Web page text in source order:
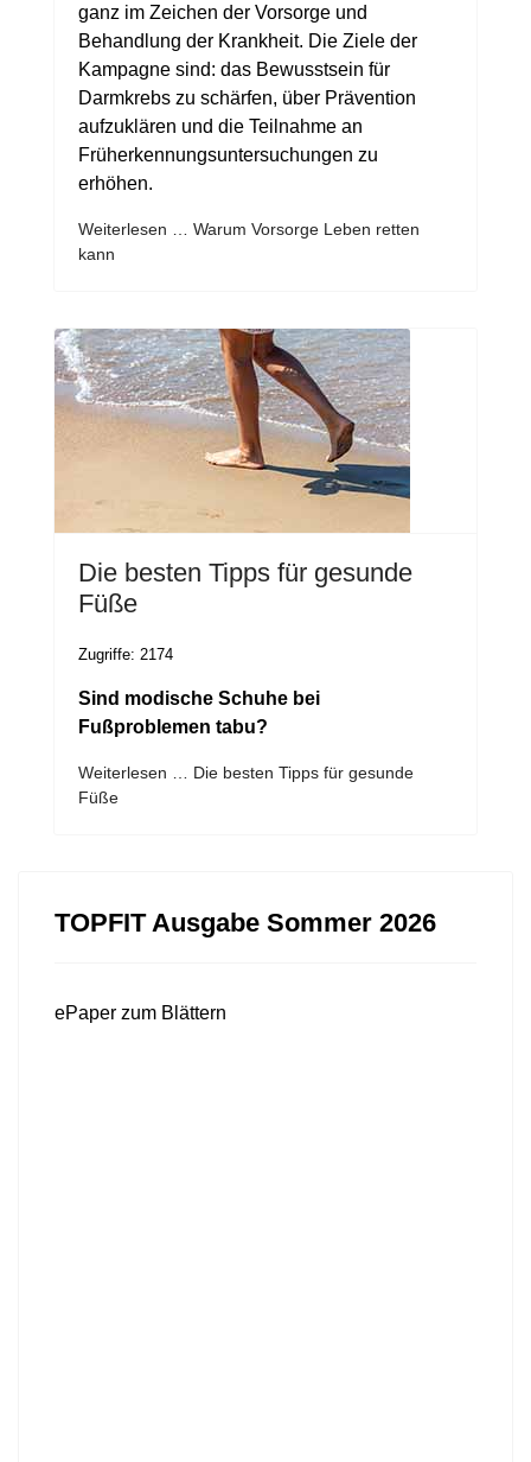
ganz im Zeichen der Vorsorge und
Behandlung der Krankheit. Die Ziele der
Kampagne sind: das Bewusstsein für
Darmkrebs zu schärfen, über Prävention
aufzuklären und die Teilnahme an
Früherkennungsuntersuchungen zu
erhöhen.
Weiterlesen … Warum Vorsorge Leben retten
kann
Die besten Tipps für gesunde
Füße
Zugriffe: 2174
Sind modische Schuhe bei
Fußproblemen tabu?
Weiterlesen … Die besten Tipps für gesunde
Füße
TOPFIT Ausgabe Sommer 2026
ePaper zum Blättern